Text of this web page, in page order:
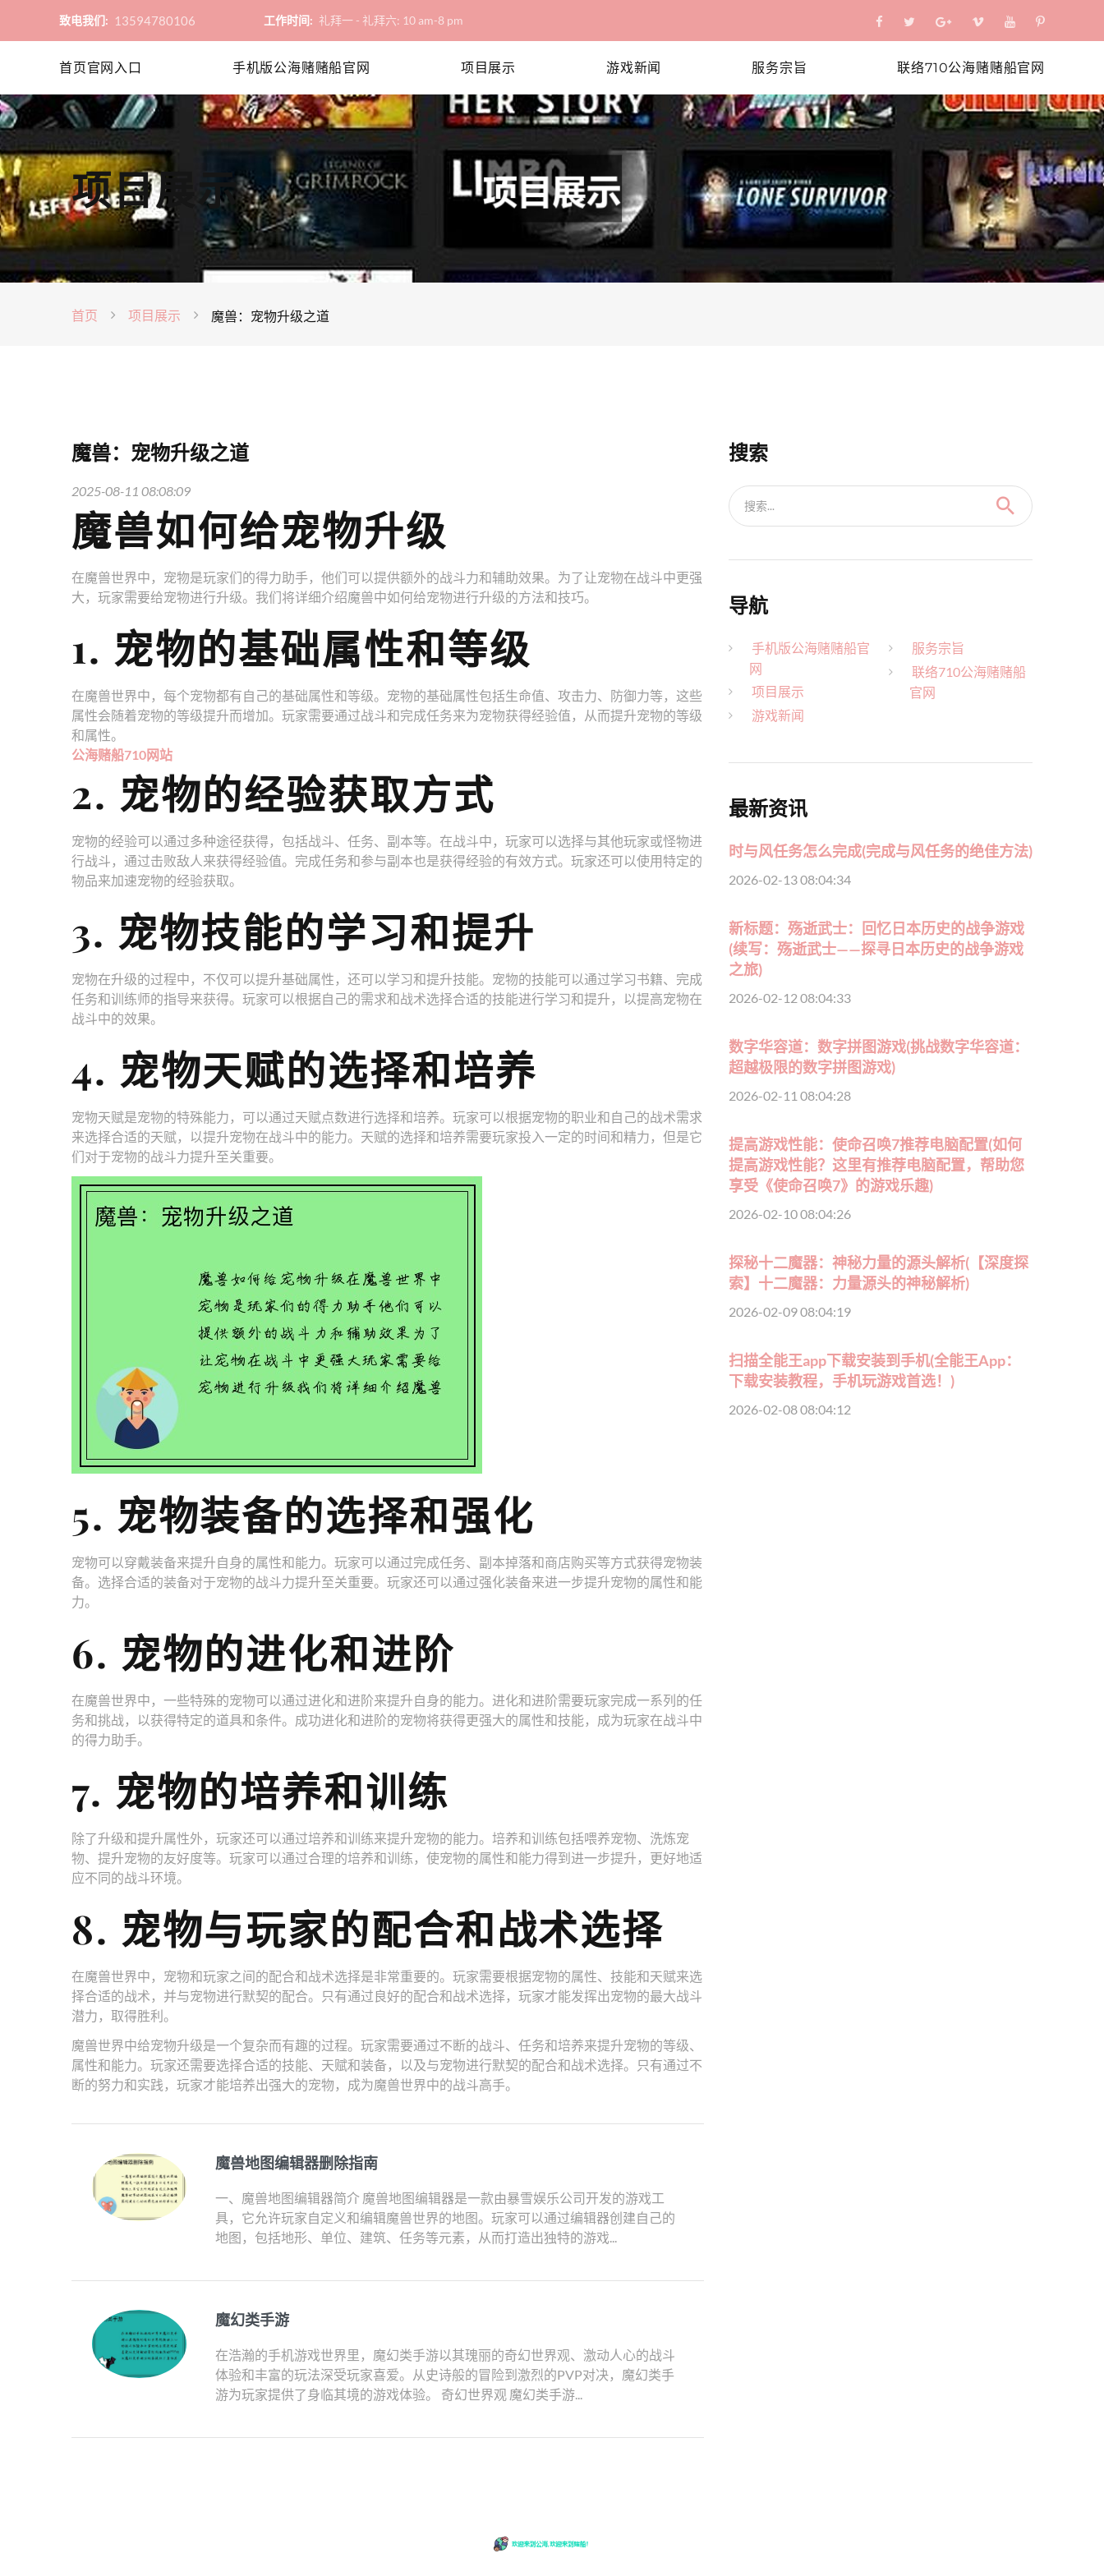
致电我们: 13594780106 工作时间: 礼拜一 - 礼拜六: 10 am-8 pm
首页官网入口 手机版公海赌赌船官网 项目展示 游戏新闻 服务宗旨 联络710公海赌赌船官网
项目展示
首页 项目展示 魔兽：宠物升级之道
魔兽：宠物升级之道
2025-08-11 08:08:09
魔兽如何给宠物升级
在魔兽世界中，宠物是玩家们的得力助手，他们可以提供额外的战斗力和辅助效果。为了让宠物在战斗中更强
大，玩家需要给宠物进行升级。我们将详细介绍魔兽中如何给宠物进行升级的方法和技巧。
1. 宠物的基础属性和等级
在魔兽世界中，每个宠物都有自己的基础属性和等级。宠物的基础属性包括生命值、攻击力、防御力等，这些
属性会随着宠物的等级提升而增加。玩家需要通过战斗和完成任务来为宠物获得经验值，从而提升宠物的等级
和属性。
公海赌船710网站
2. 宠物的经验获取方式
宠物的经验可以通过多种途径获得，包括战斗、任务、副本等。在战斗中，玩家可以选择与其他玩家或怪物进
行战斗，通过击败敌人来获得经验值。完成任务和参与副本也是获得经验的有效方式。玩家还可以使用特定的
物品来加速宠物的经验获取。
3. 宠物技能的学习和提升
宠物在升级的过程中，不仅可以提升基础属性，还可以学习和提升技能。宠物的技能可以通过学习书籍、完成
任务和训练师的指导来获得。玩家可以根据自己的需求和战术选择合适的技能进行学习和提升，以提高宠物在
战斗中的效果。
4. 宠物天赋的选择和培养
宠物天赋是宠物的特殊能力，可以通过天赋点数进行选择和培养。玩家可以根据宠物的职业和自己的战术需求
来选择合适的天赋，以提升宠物在战斗中的能力。天赋的选择和培养需要玩家投入一定的时间和精力，但是它
们对于宠物的战斗力提升至关重要。
5. 宠物装备的选择和强化
宠物可以穿戴装备来提升自身的属性和能力。玩家可以通过完成任务、副本掉落和商店购买等方式获得宠物装
备。选择合适的装备对于宠物的战斗力提升至关重要。玩家还可以通过强化装备来进一步提升宠物的属性和能
力。
6. 宠物的进化和进阶
在魔兽世界中，一些特殊的宠物可以通过进化和进阶来提升自身的能力。进化和进阶需要玩家完成一系列的任
务和挑战，以获得特定的道具和条件。成功进化和进阶的宠物将获得更强大的属性和技能，成为玩家在战斗中
的得力助手。
7. 宠物的培养和训练
除了升级和提升属性外，玩家还可以通过培养和训练来提升宠物的能力。培养和训练包括喂养宠物、洗炼宠
物、提升宠物的友好度等。玩家可以通过合理的培养和训练，使宠物的属性和能力得到进一步提升，更好地适
应不同的战斗环境。
8. 宠物与玩家的配合和战术选择
在魔兽世界中，宠物和玩家之间的配合和战术选择是非常重要的。玩家需要根据宠物的属性、技能和天赋来选
择合适的战术，并与宠物进行默契的配合。只有通过良好的配合和战术选择，玩家才能发挥出宠物的最大战斗
潜力，取得胜利。
魔兽世界中给宠物升级是一个复杂而有趣的过程。玩家需要通过不断的战斗、任务和培养来提升宠物的等级、
属性和能力。玩家还需要选择合适的技能、天赋和装备，以及与宠物进行默契的配合和战术选择。只有通过不
断的努力和实践，玩家才能培养出强大的宠物，成为魔兽世界中的战斗高手。
魔兽地图编辑器删除指南
一、魔兽地图编辑器简介 魔兽地图编辑器是一款由暴雪娱乐公司开发的游戏工
具，它允许玩家自定义和编辑魔兽世界的地图。玩家可以通过编辑器创建自己的
地图，包括地形、单位、建筑、任务等元素，从而打造出独特的游戏...
魔幻类手游
在浩瀚的手机游戏世界里，魔幻类手游以其瑰丽的奇幻世界观、激动人心的战斗
体验和丰富的玩法深受玩家喜爱。从史诗般的冒险到激烈的PVP对决，魔幻类手
游为玩家提供了身临其境的游戏体验。 奇幻世界观 魔幻类手游...
搜索
搜索...
导航
手机版公海赌赌船官
网
项目展示
游戏新闻
服务宗旨
联络710公海赌赌船
官网
最新资讯
时与风任务怎么完成(完成与风任务的绝佳方法)
2026-02-13 08:04:34
新标题：殇逝武士：回忆日本历史的战争游戏
(续写：殇逝武士——探寻日本历史的战争游戏
之旅)
2026-02-12 08:04:33
数字华容道：数字拼图游戏(挑战数字华容道：
超越极限的数字拼图游戏)
2026-02-11 08:04:28
提高游戏性能：使命召唤7推荐电脑配置(如何
提高游戏性能？这里有推荐电脑配置，帮助您
享受《使命召唤7》的游戏乐趣)
2026-02-10 08:04:26
探秘十二魔器：神秘力量的源头解析(【深度探
索】十二魔器：力量源头的神秘解析)
2026-02-09 08:04:19
扫描全能王app下载安装到手机(全能王App：
下载安装教程，手机玩游戏首选！)
2026-02-08 08:04:12